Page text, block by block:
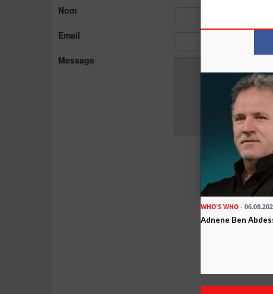
Nom
Email
Message
WHO'S WHO -
Adnene Ben